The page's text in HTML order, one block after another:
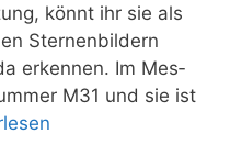
könnt ihr sie als
Ster­nen­bil­dern
erken­nen. Im Mes­­
M31 und sie ist